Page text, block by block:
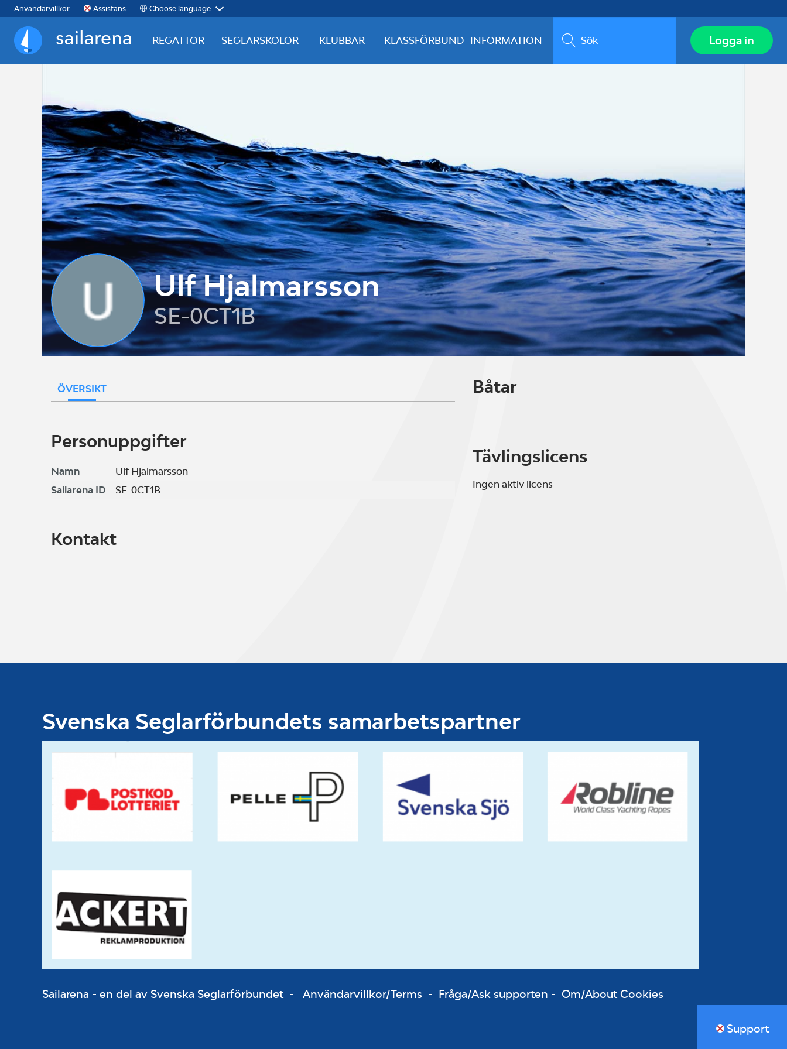
Användarvillkor Assistans Choose language
Sailarena
REGATTOR SEGLARSKOLOR KLUBBAR KLASSFÖRBUND INFORMATION Sök Logga in
Ulf Hjalmarsson
SE-0CT1B
ÖVERSIKT
Personuppgifter
Namn
Ulf Hjalmarsson
Sailarena ID
SE-0CT1B
Kontakt
Båtar
Tävlingslicens
Ingen aktiv licens
Svenska Seglarförbundets samarbetspartner
Sailarena - en del av Svenska Seglarförbundet - Användarvillkor/Terms - Fråga/Ask supporten - Om/About Cookies
Support